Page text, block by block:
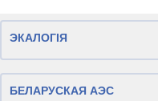
ЭКАЛОГІЯ
БЕЛАРУСКАЯ АЭС